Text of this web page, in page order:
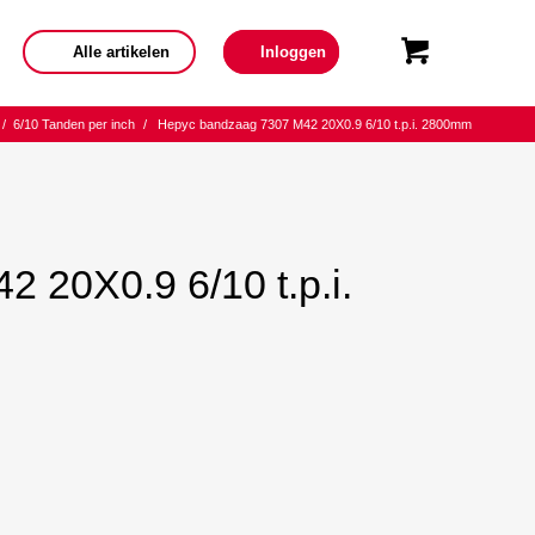
Alle artikelen Inloggen
/ 6/10 Tanden per inch / Hepyc bandzaag 7307 M42 20X0.9 6/10 t.p.i. 2800mm
20X0.9 6/10 t.p.i.